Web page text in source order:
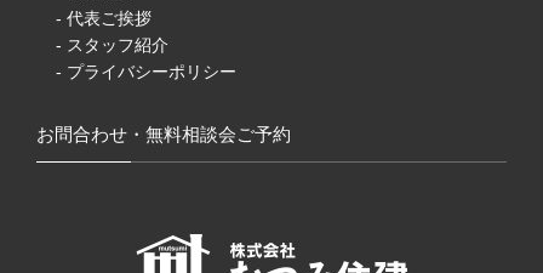
- 代表ご挨拶
- スタッフ紹介
- プライバシーポリシー
お問合わせ・無料相談会ご予約